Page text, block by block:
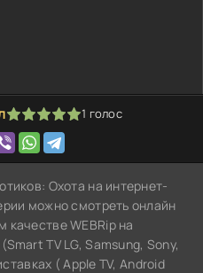
1 голос
Охота на интернет-
можно смотреть онлайн
WEBRip на
TV LG, Samsung, Sony,
( Apple TV, Android